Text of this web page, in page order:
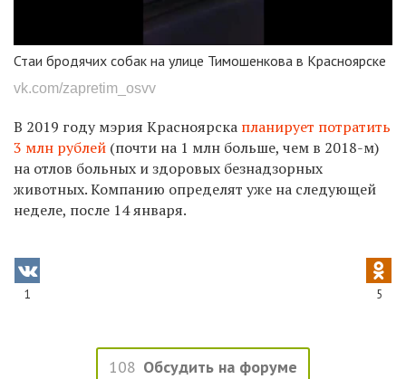
Стаи бродячих собак на улице Тимошенкова в Красноярске
vk.com/zapretim_osvv
В 2019 году мэрия Красноярска планирует потратить
3 млн рублей (почти на 1 млн больше, чем в 2018-м)
на отлов больных и здоровых безнадзорных
животных. Компанию определят уже на следующей
неделе, после 14 января.
1 5
108 Обсудить на форуме